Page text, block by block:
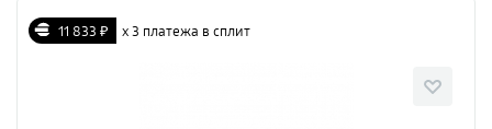
11 833 ₽ х 3 платежа в сплит